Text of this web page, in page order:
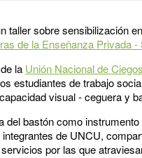
taller sobre sensibilización
de la Enseñanza Privada -
la Unión Nacional de
estudiantes de trabajo
visual - ceguera y
del bastón como
de UNCU,
por las que